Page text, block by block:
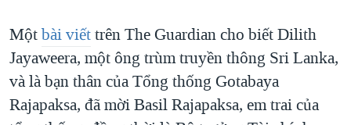
Mộtbài viếttrên The Guardian cho biết Dilith
Jayaweera, một ông trùm truyền thông Sri Lanka,
và là bạn thân của Tổng thống Gotabaya
Rajapaksa, đã mời Basil Rajapaksa, em trai của